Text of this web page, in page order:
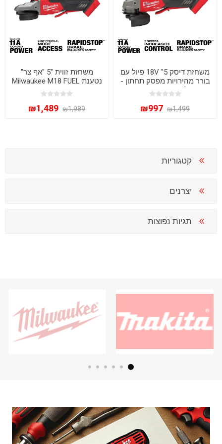
משחזת דיסק 5" 18V פיול עם
בורר מהירויות מפסק תחתון -
FSAGV115 MILWAUKEE
₪1,499
₪997
משחזת זווית "5 "אף צר"
נטענת Milwaukee M18 FUEL
דגם 2886-20 – עוצמה ודיוק
ללא פשרות
₪1,989
₪1,489
קטגוריות
יצרנים
תגיות נפוצות